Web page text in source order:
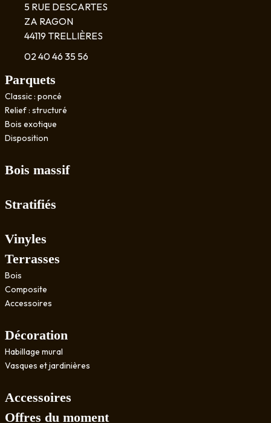
5 RUE DESCARTES
ZA RAGON
44119 TRELLIÈRES
02 40 46 35 56
Parquets
Classic : poncé
Relief : structuré
Bois exotique
Disposition
Bois massif
Stratifiés
Vinyles
Terrasses
Bois
Composite
Accessoires
Décoration
Habillage mural
Vasques et jardinières
Accessoires
Offres du moment